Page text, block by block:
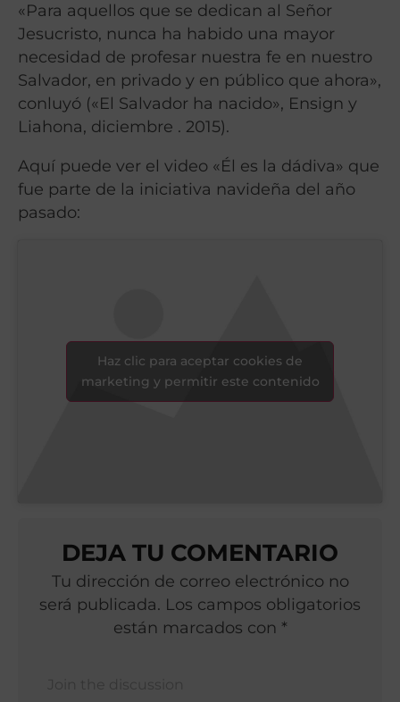
«Para aquellos que se dedican al Señor
Jesucristo, nunca ha habido una mayor
necesidad de profesar nuestra fe en nuestro
Salvador, en privado y en público que ahora»,
conluyó («El Salvador ha nacido», Ensign y
Liahona, diciembre . 2015).
Aquí puede ver el video «Él es la dádiva» que
fue parte de la iniciativa navideña del año
pasado:
Haz clic para aceptar cookies de
marketing y permitir este contenido
DEJA TU COMENTARIO
Tu dirección de correo electrónico no
será publicada. Los campos obligatorios
están marcados con *